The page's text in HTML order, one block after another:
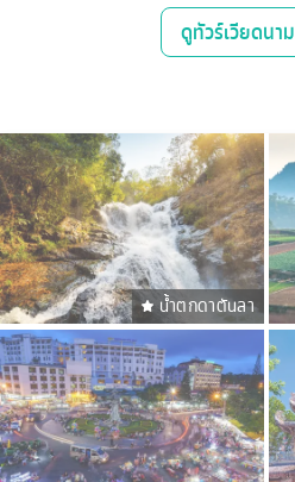
ดูทัวร์เวียดนาม
น้ำตกดาตันลา